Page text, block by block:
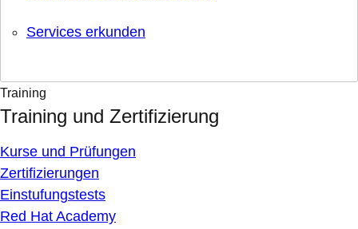
Services erkunden
Training
Training und Zertifizierung
Kurse und Prüfungen
Zertifizierungen
Einstufungstests
Red Hat Academy